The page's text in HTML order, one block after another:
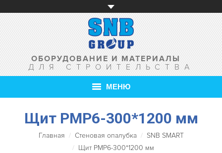
ОБОРУДОВАНИЕ И МАТЕРИАЛЫ
ДЛЯ СТРОИТЕЛЬСТВА
МЕНЮ
ГЛАВНАЯ
О КОМПАНИИ
Щит PMP6-300*1200 мм
Главная Стеновая опалубка
SNB SMART
Щит PMP6-300*1200 мм